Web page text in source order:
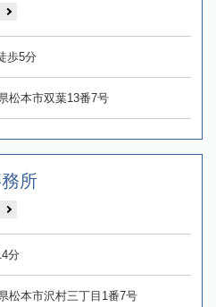
歩5分
松本市双葉13番7号
所
分
松本市沢村三丁目1番7号